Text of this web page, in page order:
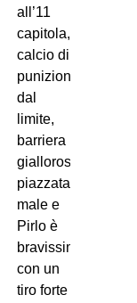
all’11
capitola,
calcio di
punizione
dal
limite,
barriera
giallorossa
piazzata
male e
Pirlo è
bravissimo
con un
tiro forte